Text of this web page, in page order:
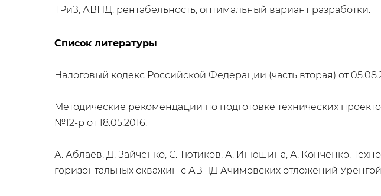
ТРиЗ, АВПД, рентабельность, оптимальный вариант разработки.
Список литературы
Налоговый кодекс Российской Федерации (часть вторая) от
Методические рекомендации по подготовке технических
№12-р от 18.05.2016.
А. Аблаев, Д. Зайченко, С. Тютиков, А. Инюшина, А. Конченко.
горизонтальных скважин с АВПД Ачимовских отложений